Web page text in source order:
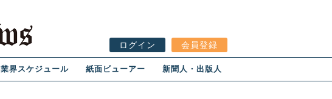
ログイン 会員登録
業界スケジュール 紙面ビューアー 新聞人・出版人